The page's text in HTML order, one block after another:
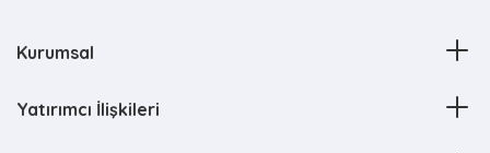
Kurumsal
Yatırımcı İlişkileri